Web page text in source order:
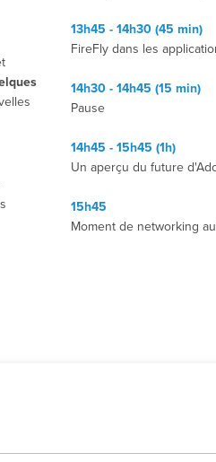
13h45 - 14h30 (45 min)
FireFly dans les
14h30 - 14h45 (15 min)
Pause
14h45 - 15h45 (1h)
Un aperçu du future
15h45
Moment de networking